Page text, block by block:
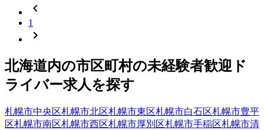
1
北海道内の市区町村の未経験者歓迎 ド
ライバー求人を探す
札幌市中央区札幌市北区札幌市東区札幌市白石区札幌市豊平
区札幌市南区札幌市西区札幌市厚別区札幌市手稲区札幌市清